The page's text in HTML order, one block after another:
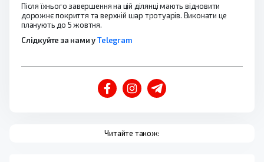
Після їхнього завершення на цій ділянці мають відновити
дорожнє покриття та верхній шар тротуарів. Виконати це
планують до 5 жовтня.
Слідкуйте за нами уTelegram
Читайте також: